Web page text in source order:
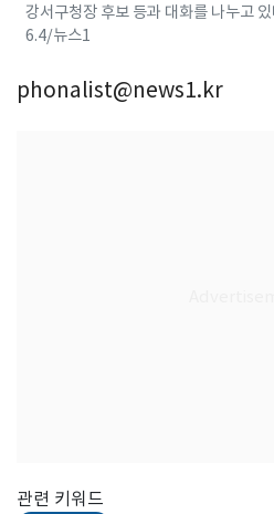
강서구청장 후보 등과 대화를 나누고
6.4/뉴스1
phonalist@news1.kr
관련 키워드